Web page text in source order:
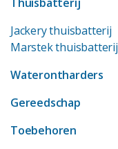
Jackery thuisbatterij
Marstek thuisbatterij
Waterontharders
Gereedschap
Toebehoren